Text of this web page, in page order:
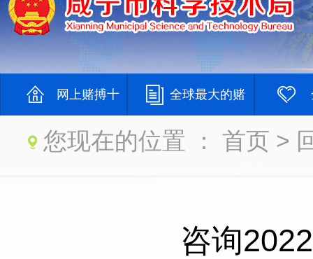
网上赌搏十
大网站
全球最大的赌
钱网 大登录网
您现在的位置 ： 首页 >
咨询